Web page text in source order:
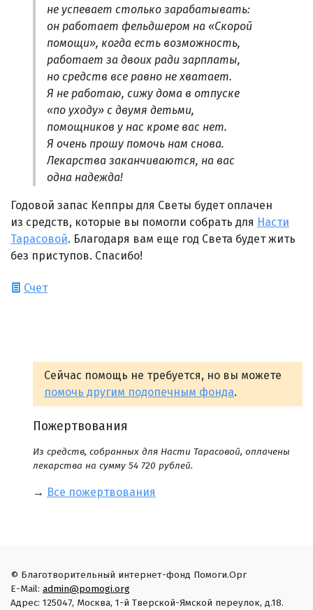
не успевает столько зарабатывать:
он работает фельдшером на «Скорой
помощи», когда есть возможность,
работает за двоих ради зарплаты,
но средств все равно не хватает.
Я не работаю, сижу дома в отпуске
«по уходу» с двумя детьми,
помощников у нас кроме вас нет.
Я очень прошу помочь нам снова.
Лекарства заканчиваются, на вас
одна надежда!
Годовой запас Кеппры для Светы будет оплачен
из средств, которые вы помогли собрать для Насти
Тарасовой. Благодаря вам еще год Света будет жить
без приступов. Спасибо!
Счет
Сейчас помощь не требуется, но вы можете
помочь другим подопечным фонда.
Пожертвования
Из средств, собранных для Насти Тарасовой, оплачены
лекарства на сумму 54 720 рублей.
→ Все пожертвования
© Благотворительный интернет-фонд Помоги.Орг
E-Mail: admin@pomogi.org
Адрес: 125047, Москва, 1-й Тверской-Ямской переулок, д.18.